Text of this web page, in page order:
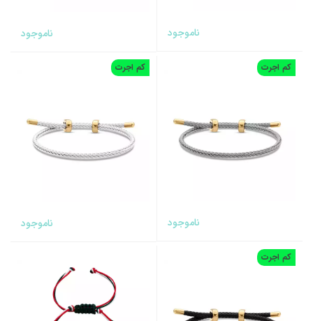
ناموجود ناموجود
کم اجرت
ناموجود
کم اجرت
ناموجود
کم اجرت